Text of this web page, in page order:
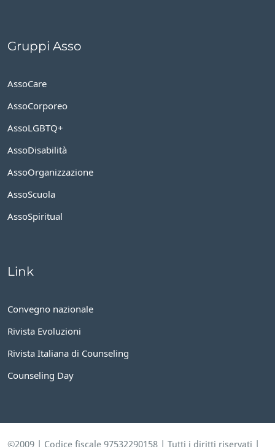
Gruppi Asso
AssoCare
AssoCorporeo
AssoLGBTQ+
AssoDisabilità
AssoOrganizzazione
AssoScuola
AssoSpiritual
Link
Convegno nazionale
Rivista Evoluzioni
Rivista Italiana di Counseling
Counseling Day
©2009 | Codice fiscale 97532290158 | Tutti i diritti riservati |